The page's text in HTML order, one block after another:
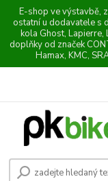
E-shop ve výstavbě,
ostatní u dodavatele s
kola Ghost, Lapierre,
doplňky od značek
Hamax, KMC,